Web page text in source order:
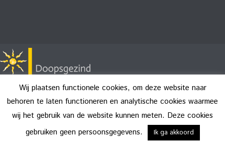
Copyright All Rights Reserved © 2026
Disclaimer
Wij plaatsen functionele cookies, om deze website naar
behoren te laten functioneren en analytische cookies waarmee
wij het gebruik van de website kunnen meten. Deze cookies
gebruiken geen persoonsgegevens.
Ik ga akkoord